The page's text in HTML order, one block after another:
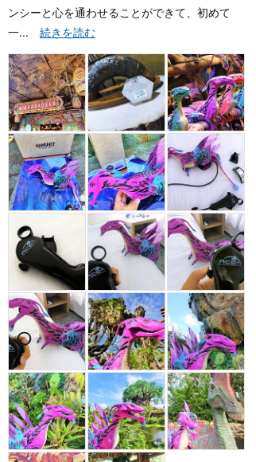
ンシーと心を通わせることができて、初めて
一... 続きを読む